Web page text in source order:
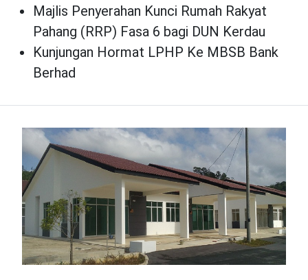
Majlis Penyerahan Kunci Rumah Rakyat
Pahang (RRP) Fasa 6 bagi DUN Kerdau
Kunjungan Hormat LPHP Ke MBSB Bank
Berhad